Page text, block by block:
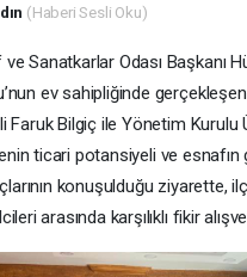
(Haberi Sesli Oku)
Sanatkarlar Odası Başkanı
ev sahipliğinde
Faruk Bilgiç ile Yönetim Kurulu
ticari potansiyeli ve
konuşulduğu ziyarette,
arasında karşılıklı fikir